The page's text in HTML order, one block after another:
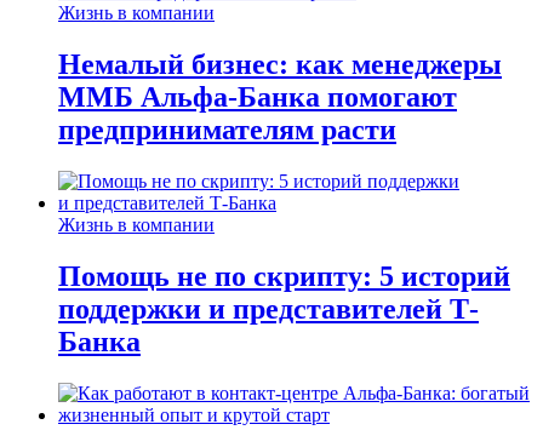
Жизнь в компании
Немалый бизнес: как менеджеры
ММБ Альфа-Банка помогают
предпринимателям расти
Жизнь в компании
Помощь не по скрипту: 5 историй
поддержки и представителей Т-
Банка